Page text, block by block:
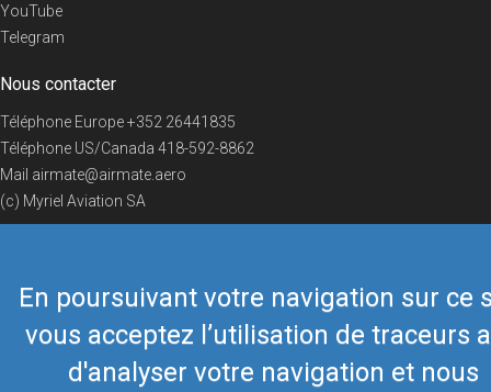
En poursuivant votre navigation sur ce
vous acceptez l’utilisation de traceurs
d'analyser votre navigation et nous
YouTube
Telegram
Nous contacter
Téléphone Europe+352 26441835
Téléphone US/Canada 418-592-8862
Mail airmate@airmate.aero
(c) Myriel Aviation SA
© 2019 Airmate -Conditions d'utilisation- Vie privée Back to top